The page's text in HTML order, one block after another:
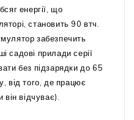
енергії, що
становить 90 втч.
забезпечить
садові прилади серії
без підзарядки до 65
від того, де працює
він відчуває).